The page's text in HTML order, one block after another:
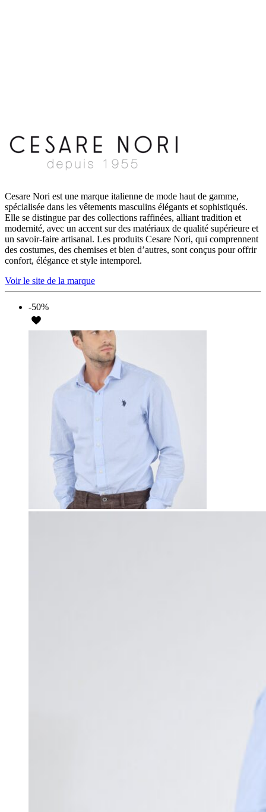
Cesare Nori est une marque italienne de mode haut de gamme,
spécialisée dans les vêtements masculins élégants et sophistiqués.
Elle se distingue par des collections raffinées, alliant tradition et
modernité, avec un accent sur des matériaux de qualité supérieure et
un savoir-faire artisanal. Les produits Cesare Nori, qui comprennent
des costumes, des chemises et bien d’autres, sont conçus pour offrir
confort, élégance et style intemporel.
Voir le site de la marque
-50%